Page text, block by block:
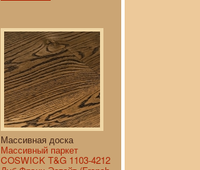
Массивная доска
Массивный паркет
COSWICK T&G 1103-4212